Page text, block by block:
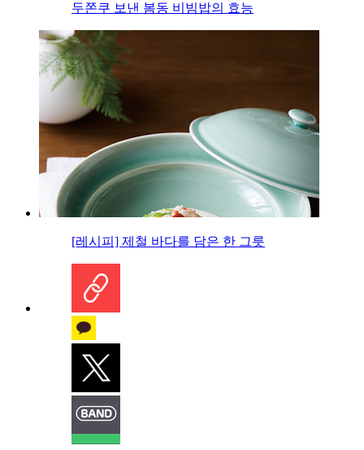
두쫀쿠 보낸 봄동 비빔밥의 효능
[레시피] 제철 바다를 담은 한 그릇